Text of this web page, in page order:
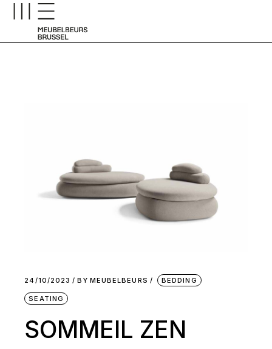
24/10/2023 BY MEUBELBEURS BEDDING
SEATING
SOMMEIL ZEN